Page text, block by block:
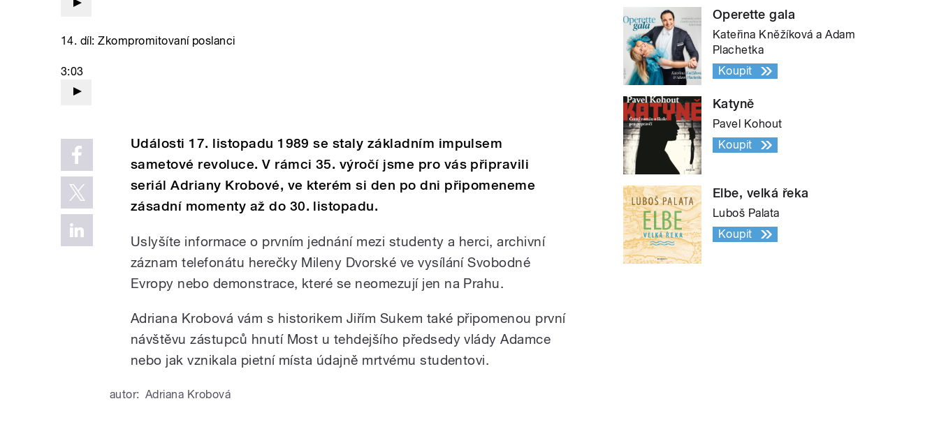
14. díl: Zkompromitovaní poslanci
3:03
Události 17. listopadu 1989 se staly základním impulsem
sametové revoluce. V rámci 35. výročí jsme pro vás připravili
seriál Adriany Krobové, ve kterém si den po dni připomeneme
zásadní momenty až do 30. listopadu.
Uslyšíte informace o prvním jednání mezi studenty a herci, archivní
záznam telefonátu herečky Mileny Dvorské ve vysílání Svobodné
Evropy nebo demonstrace, které se neomezují jen na Prahu.
Adriana Krobová vám s historikem Jiřím Sukem také připomenou první
návštěvu zástupců hnutí Most u tehdejšího předsedy vlády Adamce
nebo jak vznikala pietní místa údajně mrtvému studentovi.
autor: Adriana Krobová
Operette gala
Kateřina Kněžíková a Adam
Plachetka
Koupit
Katyně
Pavel Kohout
Koupit
Elbe, velká řeka
Luboš Palata
Koupit